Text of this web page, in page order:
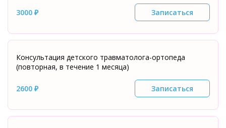
3000 ₽ Записаться
Консультация детского травматолога-ортопеда
(повторная, в течение 1 месяца)
2600 ₽ Записаться